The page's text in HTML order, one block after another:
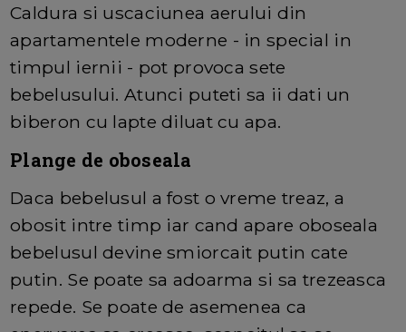
Caldura si uscaciunea aerului din
apartamentele moderne - in special in
timpul iernii - pot provoca sete
bebelusului. Atunci puteti sa ii dati un
biberon cu lapte diluat cu apa.
Plange de oboseala
Daca bebelusul a fost o vreme treaz, a
obosit intre timp iar cand apare oboseala
bebelusul devine smiorcait putin cate
putin. Se poate sa adoarma si sa trezeasca
repede. Se poate de asemenea ca